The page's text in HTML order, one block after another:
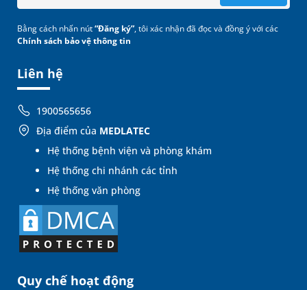
Liên hệ
1900565656
Địa điểm của MEDLATEC
Hệ thống bệnh viện và phòng khám
Hệ thống chi nhánh các tỉnh
Hệ thống văn phòng
Quy chế hoạt động
Bằng cách nhấn nút“Đăng ký”, tôi xác nhận đã đọc và đồng ý với các
Chính sách bảo vệ thông tin